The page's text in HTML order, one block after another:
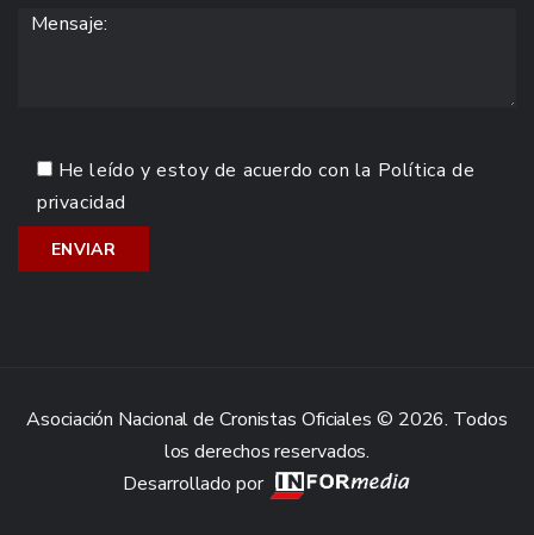
He leído y estoy de acuerdo con la Política de
privacidad
Asociación Nacional de Cronistas Oficiales © 2026. Todos
los derechos reservados.
Desarrollado por